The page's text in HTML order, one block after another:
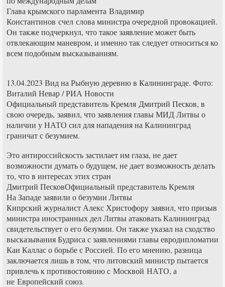
Глава крымского парламента Владимир
Константинов счел слова министра очередной провокацией.
Он также подчеркнул, что такое заявление может быть
отвлекающим маневром, и именно так следует относиться ко
всем подобным высказываниям.
13.04.2023 Вид на Рыбную деревню в Калининграде. Фото:
Виталий Невар / РИА Новости
Официальный представитель Кремля Дмитрий Песков, в
свою очередь, заявил, что заявления главы МИД Литвы о
наличии у НАТО сил для нападения на Калининград
граничат с безумием.
Это антироссийскость застилает им глаза, не дает
возможности думать о будущем, не дает возможность делать
то, что в интересах этих стран
Дмитрий ПесковОфициальный представитель Кремля
На Западе заявили о безумии Литвы
Кипрский журналист Алекс Христофору заявил, что призыв
министра иностранных дел Литвы атаковать Калининград
свидетельствует о его безумии. Он также указал на сходство
высказывания Будриса с заявлениями главы евродипломатии
Каи Каллас о борьбе с Россией. По его мнению, разница
заключается лишь в том, что литовский министр пытается
привлечь к противостоянию с Москвой НАТО, а
не Европейский союз.